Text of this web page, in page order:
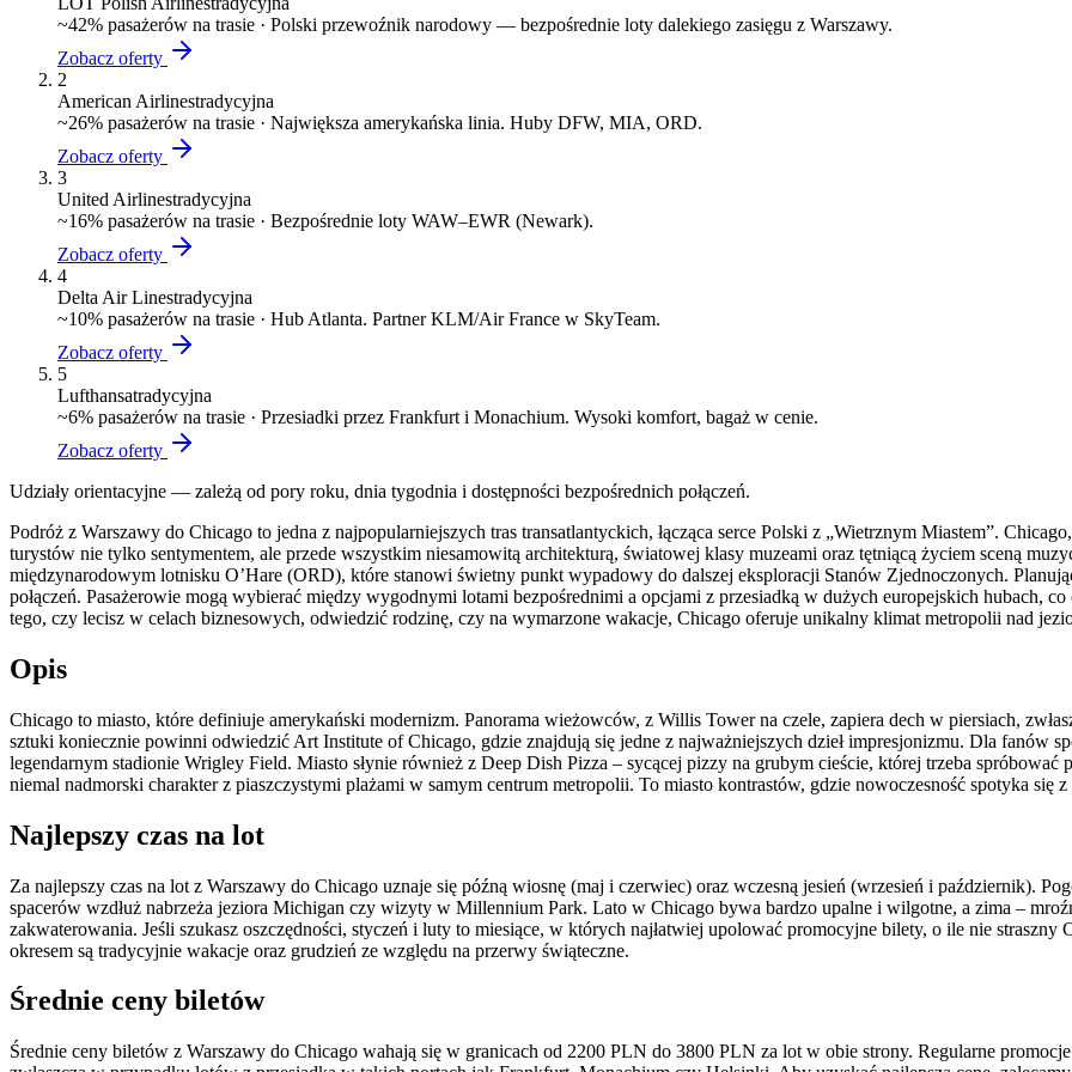
~42% pasażerów na trasie · Polski przewoźnik narodowy — bezpośrednie loty dalekiego zasięgu z Warszawy.
Zobacz oferty
2
American Airlinestradycyjna
~26% pasażerów na trasie · Największa amerykańska linia. Huby DFW, MIA, ORD.
Zobacz oferty
3
United Airlinestradycyjna
~16% pasażerów na trasie · Bezpośrednie loty WAW–EWR (Newark).
Zobacz oferty
4
Delta Air Linestradycyjna
~10% pasażerów na trasie · Hub Atlanta. Partner KLM/Air France w SkyTeam.
Zobacz oferty
5
Lufthansatradycyjna
~6% pasażerów na trasie · Przesiadki przez Frankfurt i Monachium. Wysoki komfort, bagaż w cenie.
Zobacz oferty
Udziały orientacyjne — zależą od pory roku, dnia tygodnia i dostępności bezpośrednich połączeń.
Podróż z Warszawy do Chicago to jedna z najpopularniejszych tras transatlantyckich, łącząca serce Polski z „Wietrznym Miastem”.
turystów nie tylko sentymentem, ale przede wszystkim niesamowitą architekturą, światowej klasy muzeami oraz tętniącą życiem sceną
międzynarodowym lotnisku O’Hare (ORD), które stanowi świetny punkt wypadowy do dalszej eksploracji Stanów Zjednoczonych.
połączeń. Pasażerowie mogą wybierać między wygodnymi lotami bezpośrednimi a opcjami z przesiadką w dużych europejskich hubach,
tego, czy lecisz w celach biznesowych, odwiedzić rodzinę, czy na wymarzone wakacje, Chicago oferuje unikalny klimat metropolii nad
Opis
Chicago to miasto, które definiuje amerykański modernizm. Panorama wieżowców, z Willis Tower na czele, zapiera dech w piersiach,
sztuki koniecznie powinni odwiedzić Art Institute of Chicago, gdzie znajdują się jedne z najważniejszych dzieł impresjonizmu. Dla fanów
legendarnym stadionie Wrigley Field. Miasto słynie również z Deep Dish Pizza – sycącej pizzy na grubym cieście, której trzeba
niemal nadmorski charakter z piaszczystymi plażami w samym centrum metropolii. To miasto kontrastów, gdzie nowoczesność spotyka się
Najlepszy czas na lot
Za najlepszy czas na lot z Warszawy do Chicago uznaje się późną wiosnę (maj i czerwiec) oraz wczesną jesień (wrzesień i październik).
spacerów wzdłuż nabrzeża jeziora Michigan czy wizyty w Millennium Park. Lato w Chicago bywa bardzo upalne i wilgotne, a zima –
zakwaterowania. Jeśli szukasz oszczędności, styczeń i luty to miesiące, w których najłatwiej upolować promocyjne bilety, o ile nie
okresem są tradycyjnie wakacje oraz grudzień ze względu na przerwy świąteczne.
Średnie ceny biletów
Średnie ceny biletów z Warszawy do Chicago wahają się w granicach od 2200 PLN do 3800 PLN za lot w obie strony. Regularne